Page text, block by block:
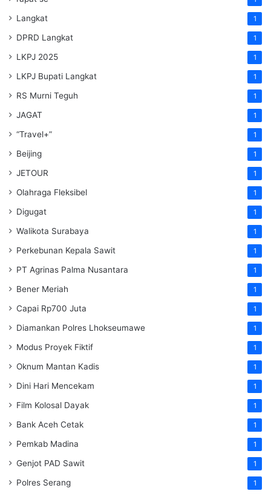
Langkat 1
DPRD Langkat 1
LKPJ 2025 1
LKPJ Bupati Langkat 1
RS Murni Teguh 1
JAGAT 1
“Travel+” 1
Beijing 1
JETOUR 1
Olahraga Fleksibel 1
Digugat 1
Walikota Surabaya 1
Perkebunan Kepala Sawit 1
PT Agrinas Palma Nusantara 1
Bener Meriah 1
Capai Rp700 Juta 1
Diamankan Polres Lhokseumawe 1
Modus Proyek Fiktif 1
Oknum Mantan Kadis 1
Dini Hari Mencekam 1
Film Kolosal Dayak 1
Bank Aceh Cetak 1
Pemkab Madina 1
Genjot PAD Sawit 1
Polres Serang 1